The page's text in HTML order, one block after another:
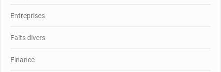
Entreprises
Faits divers
Finance